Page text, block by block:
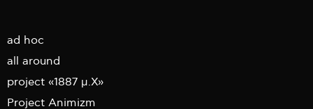
ad hoc
all around
project «1887 μ.Χ»
Project Animizm